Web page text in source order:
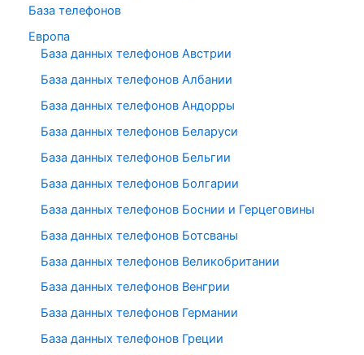
База телефонов
Европа
База данных телефонов Австрии
База данных телефонов Албании
База данных телефонов Андорры
База данных телефонов Беларуси
База данных телефонов Бельгии
База данных телефонов Болгарии
База данных телефонов Боснии и Герцеговины
База данных телефонов Ботсваны
База данных телефонов Великобритании
База данных телефонов Венгрии
База данных телефонов Германии
База данных телефонов Греции